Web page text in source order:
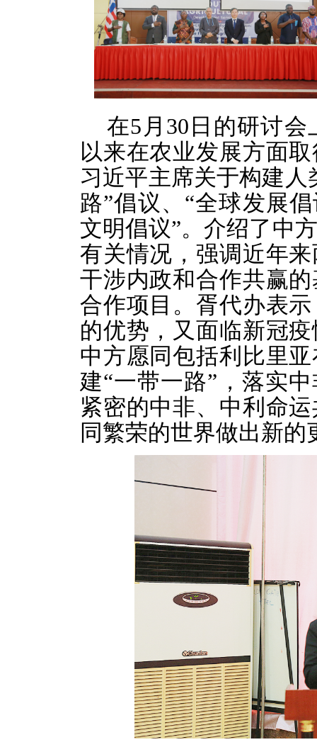
在5月30日的研讨
以来在农业发展方面
习近平主席关于构建
路”倡议、“全球发展
文明倡议”。介绍了中
有关情况，强调近年
干涉内政和合作共赢
合作项目。胥代办表
的优势，又面临新冠
中方愿同包括利比里
建“一带一路”，落实
紧密的中非、中利命
同繁荣的世界做出新的